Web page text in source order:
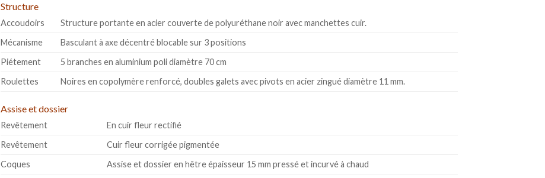
Structure
Accoudoirs
Structure portante en acier couverte de polyuréthane noir avec manchettes cuir.
Mécanisme
Basculant à axe décentré blocable sur 3 positions
Piétement
5 branches en aluminium poli diamètre 70 cm
Roulettes
Noires en copolymère renforcé, doubles galets avec pivots en acier zingué diamètre 11 mm.
Assise et dossier
Revêtement
En cuir fleur rectifié
Revêtement
Cuir fleur corrigée pigmentée
Coques
Assise et dossier en hêtre épaisseur 15 mm pressé et incurvé à chaud